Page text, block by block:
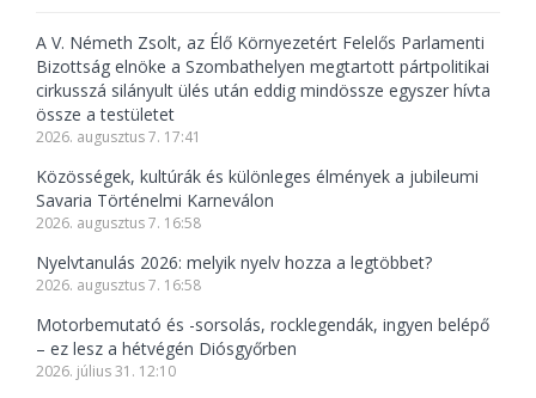
A V. Németh Zsolt, az Élő Környezetért Felelős Parlamenti
Bizottság elnöke a Szombathelyen megtartott pártpolitikai
cirkusszá silányult ülés után eddig mindössze egyszer hívta
össze a testületet
2026. augusztus 7. 17:41
Közösségek, kultúrák és különleges élmények a jubileumi
Savaria Történelmi Karneválon
2026. augusztus 7. 16:58
Nyelvtanulás 2026: melyik nyelv hozza a legtöbbet?
2026. augusztus 7. 16:58
Motorbemutató és -sorsolás, rocklegendák, ingyen belépő
– ez lesz a hétvégén Diósgyőrben
2026. július 31. 12:10